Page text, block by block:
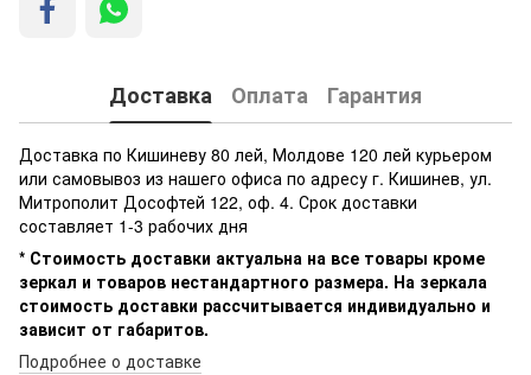
Доставка Оплата Гарантия
Доставка по Кишиневу 80 лей, Молдове 120 лей курьером
или самовывоз из нашего офиса по адресу г. Кишинев, ул.
Митрополит Дософтей 122, оф. 4. Срок доставки
составляет 1-3 рабочих дня
* Стоимость доставки актуальна на все товары кроме
зеркал и товаров нестандартного размера. На зеркала
стоимость доставки рассчитывается индивидуально и
зависит от габаритов.
Подробнее о доставке